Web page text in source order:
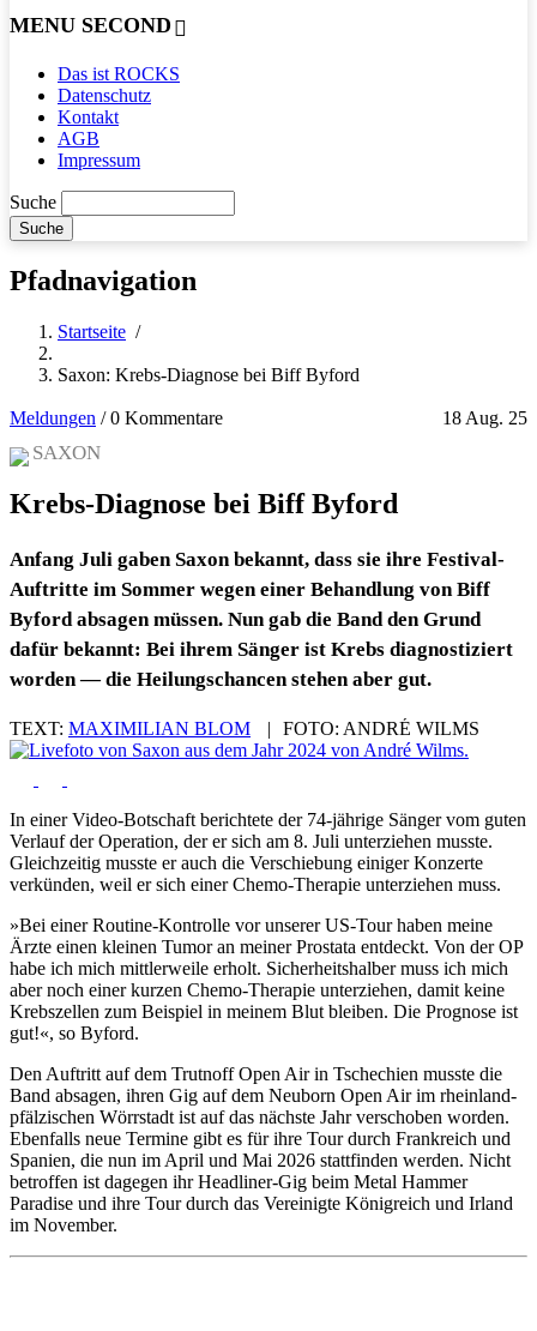
MENU SECOND
Das ist ROCKS
Datenschutz
Kontakt
AGB
Impressum
Suche
Pfadnavigation
Startseite /
Saxon: Krebs-Diagnose bei Biff Byford
Meldungen 18 Aug. 25
/0 Kommentare
SAXON
Krebs-Diagnose bei Biff Byford
Anfang Juli gaben Saxon bekannt, dass sie ihre Festival-
Auftritte im Sommer wegen einer Behandlung von Biff
Byford absagen müssen. Nun gab die Band den Grund
dafür bekannt: Bei ihrem Sänger ist Krebs diagnostiziert
worden — die Heilungschancen stehen aber gut.
TEXT: MAXIMILIAN BLOM | FOTO: ANDRÉ WILMS
In einer Video-Botschaft berichtete der 74-jährige Sänger vom guten
Verlauf der Operation, der er sich am 8. Juli unterziehen musste.
Gleichzeitig musste er auch die Verschiebung einiger Konzerte
verkünden, weil er sich einer Chemo-Therapie unterziehen muss.
»Bei einer Routine-Kontrolle vor unserer US-Tour haben meine
Ärzte einen kleinen Tumor an meiner Prostata entdeckt. Von der OP
habe ich mich mittlerweile erholt. Sicherheitshalber muss ich mich
aber noch einer kurzen Chemo-Therapie unterziehen, damit keine
Krebszellen zum Beispiel in meinem Blut bleiben. Die Prognose ist
gut!«, so Byford.
Den Auftritt auf dem Trutnoff Open Air in Tschechien musste die
Band absagen, ihren Gig auf dem Neuborn Open Air im rheinland-
pfälzischen Wörrstadt ist auf das nächste Jahr verschoben worden.
Ebenfalls neue Termine gibt es für ihre Tour durch Frankreich und
Spanien, die nun im April und Mai 2026 stattfinden werden. Nicht
betroffen ist dagegen ihr Headliner-Gig beim Metal Hammer
Paradise und ihre Tour durch das Vereinigte Königreich und Irland
im November.